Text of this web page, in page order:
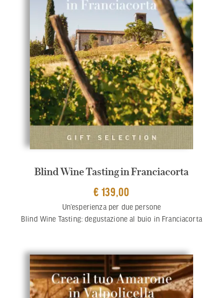
Blind Wine Tasting in Franciacorta
€ 139,00
Un’esperienza per due persone
Blind Wine Tasting: degustazione al buio in Franciacorta